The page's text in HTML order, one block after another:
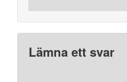
Lämna ett svar